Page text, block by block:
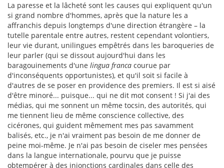
La paresse et la lâcheté sont les causes qui expliquent qu'un
si grand nombre d'hommes, après que la nature les a
affranchis depuis longtemps d'une direction étrangère – la
tutelle parentale entre autres, restent cependant volontiers,
leur vie durant, unilingues empêtrés dans les baroqueries de
leur parler (qui se dissout aujourd'hui dans les
baragouinements d'une lingua franca courue par
d'inconséquents opportunistes), et qu'il soit si facile à
d'autres de se poser en providence des premiers. Il est si aisé
d'être minoré... puisque... qui ne dit mot consent ! Si j'ai des
médias, qui me sonnent un même tocsin, des autorités, qui
me tiennent lieu de même conscience collective, des
cicérones, qui guident mêmement mes pas savamment
balisés, etc., je n'ai vraiment pas besoin de me donner de
peine moi-même. Je n'ai pas besoin de ciseler mes pensées
dans la langue internationale, pourvu que je puisse
obtempérer à des injonctions cardinales dans celle des